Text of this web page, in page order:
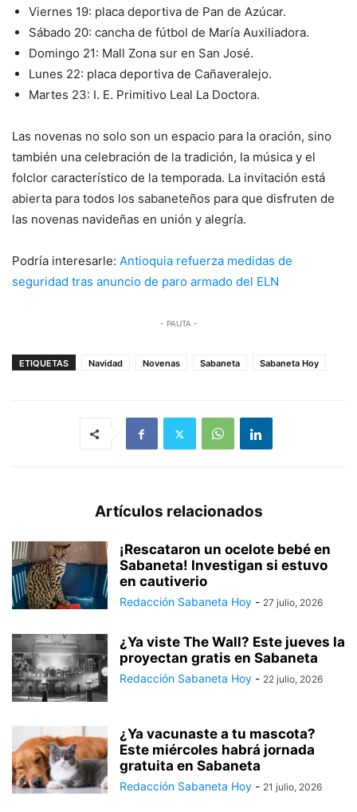
Viernes 19: placa deportiva de Pan de Azúcar.
Sábado 20: cancha de fútbol de María Auxiliadora.
Domingo 21: Mall Zona sur en San José.
Lunes 22: placa deportiva de Cañaveralejo.
Martes 23: I. E. Primitivo Leal La Doctora.
Las novenas no solo son un espacio para la oración, sino
también una celebración de la tradición, la música y el
folclor característico de la temporada. La invitación está
abierta para todos los sabaneteños para que disfruten de
las novenas navideñas en unión y alegría.
Podría interesarle: Antioquia refuerza medidas de
seguridad tras anuncio de paro armado del ELN
- PAUTA -
ETIQUETAS Navidad Novenas Sabaneta Sabaneta Hoy
Artículos relacionados
¡Rescataron un ocelote bebé en
Sabaneta! Investigan si estuvo
en cautiverio
Redacción Sabaneta Hoy - 27 julio, 2026
¿Ya viste The Wall? Este jueves la
proyectan gratis en Sabaneta
Redacción Sabaneta Hoy - 22 julio, 2026
¿Ya vacunaste a tu mascota?
Este miércoles habrá jornada
gratuita en Sabaneta
Redacción Sabaneta Hoy - 21 julio, 2026